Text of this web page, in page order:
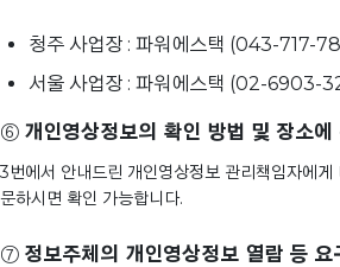
청주 사업장 : 파워에스택 (043-717-
서울 사업장 : 파워에스택 (02-6903-
⑥ 개인영상정보의 확인 방법 및 장소에
3번에서 안내드린 개인영상정보 관리책임자에
문하시면 확인 가능합니다.
⑦ 정보주체의 개인영상정보 열람 등 요